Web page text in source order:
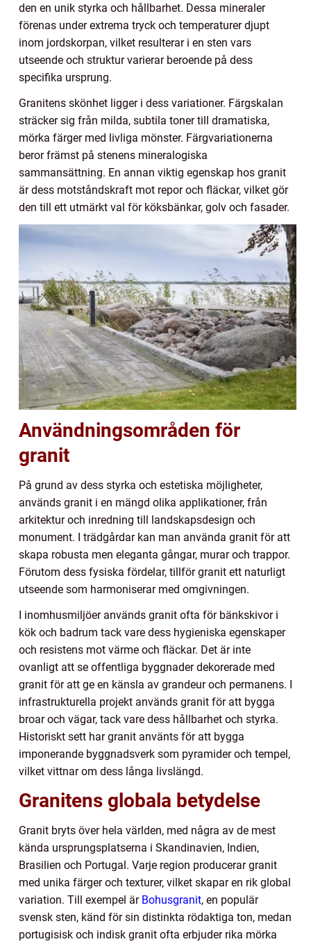
den en unik styrka och hållbarhet. Dessa mineraler
förenas under extrema tryck och temperaturer djupt
inom jordskorpan, vilket resulterar i en sten vars
utseende och struktur varierar beroende på dess
specifika ursprung.
Granitens skönhet ligger i dess variationer. Färgskalan
sträcker sig från milda, subtila toner till dramatiska,
mörka färger med livliga mönster. Färgvariationerna
beror främst på stenens mineralogiska
sammansättning. En annan viktig egenskap hos granit
är dess motståndskraft mot repor och fläckar, vilket gör
den till ett utmärkt val för köksbänkar, golv och fasader.
Användningsområden för
granit
På grund av dess styrka och estetiska möjligheter,
används granit i en mängd olika applikationer, från
arkitektur och inredning till landskapsdesign och
monument. I trädgårdar kan man använda granit för att
skapa robusta men eleganta gångar, murar och trappor.
Förutom dess fysiska fördelar, tillför granit ett naturligt
utseende som harmoniserar med omgivningen.
I inomhusmiljöer används granit ofta för bänkskivor i
kök och badrum tack vare dess hygieniska egenskaper
och resistens mot värme och fläckar. Det är inte
ovanligt att se offentliga byggnader dekorerade med
granit för att ge en känsla av grandeur och permanens. I
infrastrukturella projekt används granit för att bygga
broar och vägar, tack vare dess hållbarhet och styrka.
Historiskt sett har granit använts för att bygga
imponerande byggnadsverk som pyramider och tempel,
vilket vittnar om dess långa livslängd.
Granitens globala betydelse
Granit bryts över hela världen, med några av de mest
kända ursprungsplatserna i Skandinavien, Indien,
Brasilien och Portugal. Varje region producerar granit
med unika färger och texturer, vilket skapar en rik global
variation. Till exempel är Bohusgranit, en populär
svensk sten, känd för sin distinkta rödaktiga ton, medan
portugisisk och indisk granit ofta erbjuder rika mörka